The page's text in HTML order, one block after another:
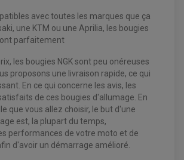
avec toutes les marques que ça
une KTM ou une Aprilia, les bougies
parfaitement
les bougies NGK sont peu onéreuses
proposons une livraison rapide, ce qui
En ce qui concerne les avis, les
de ces bougies d'allumage. En
que vous allez choisir, le but d'une
est, la plupart du temps,
performances de votre moto et de
d'avoir un démarrage amélioré.